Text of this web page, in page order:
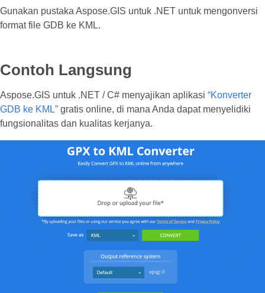
Gunakan pustaka Aspose.GIS untuk .NET untuk mengonversi
format file GDB ke KML.
Contoh Langsung
Aspose.GIS untuk .NET / C# menyajikan aplikasi “Konverter
GDB ke KML” gratis online, di mana Anda dapat menyelidiki
fungsionalitas dan kualitas kerjanya.